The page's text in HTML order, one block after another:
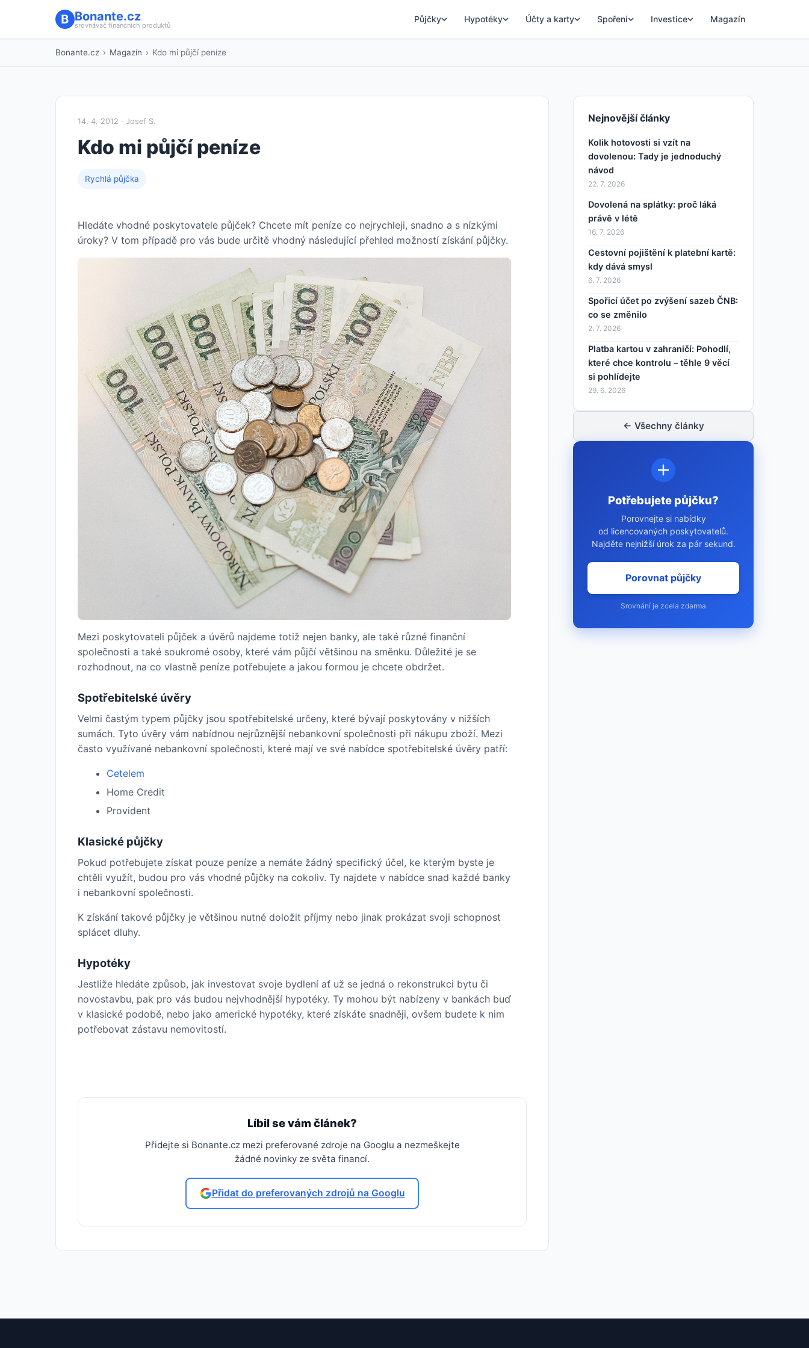
Bonante.cz
srovnávač finančních produktů
Půjčky Hypotéky Účty a karty Spoření Investice Magazín
Bonante.cz › Magazín › Kdo mi půjčí peníze
14. 4. 2012 · Josef S.
Kdo mi půjčí peníze
Rychlá půjčka
Hledáte vhodné poskytovatele půjček? Chcete mít peníze co nejrychleji, snadno a s nízkými
úroky? V tom případě pro vás bude určitě vhodný následující přehled možností získání půjčky.
Mezi poskytovateli půjček a úvěrů najdeme totiž nejen banky, ale také různé finanční
společnosti a také soukromé osoby, které vám půjčí většinou na směnku. Důležité je se
rozhodnout, na co vlastně peníze potřebujete a jakou formou je chcete obdržet.
Spotřebitelské úvěry
Velmi častým typem půjčky jsou spotřebitelské určeny, které bývají poskytovány v nižších
sumách. Tyto úvěry vám nabídnou nejrůznější nebankovní společnosti při nákupu zboží. Mezi
často využívané nebankovní společnosti, které mají ve své nabídce spotřebitelské úvěry patří:
Cetelem
Home Credit
Provident
Klasické půjčky
Pokud potřebujete získat pouze peníze a nemáte žádný specifický účel, ke kterým byste je
chtěli využít, budou pro vás vhodné půjčky na cokoliv. Ty najdete v nabídce snad každé banky
i nebankovní společnosti.
K získání takové půjčky je většinou nutné doložit příjmy nebo jinak prokázat svoji schopnost
splácet dluhy.
Hypotéky
Jestliže hledáte způsob, jak investovat svoje bydlení ať už se jedná o rekonstrukci bytu či
novostavbu, pak pro vás budou nejvhodnější hypotéky. Ty mohou být nabízeny v bankách buď
v klasické podobě, nebo jako americké hypotéky, které získáte snadněji, ovšem budete k nim
potřebovat zástavu nemovitostí.
Líbil se vám článek?
Přidejte si Bonante.cz mezi preferované zdroje na Googlu a nezmeškejte
žádné novinky ze světa financí.
Přidat do preferovaných zdrojů na Googlu
Nejnovější články
Kolik hotovosti si vzít na
dovolenou: Tady je jednoduchý
návod
22. 7. 2026
Dovolená na splátky: proč láká
právě v létě
16. 7. 2026
Cestovní pojištění k platební kartě:
kdy dává smysl
6. 7. 2026
Spořicí účet po zvýšení sazeb ČNB:
co se změnilo
2. 7. 2026
Platba kartou v zahraničí: Pohodlí,
které chce kontrolu – těhle 9 věcí
si pohlídejte
29. 6. 2026
← Všechny články
Potřebujete půjčku?
Porovnejte si nabídky
od licencovaných poskytovatelů.
Najděte nejnižší úrok za pár sekund.
Porovnat půjčky
Srovnání je zcela zdarma